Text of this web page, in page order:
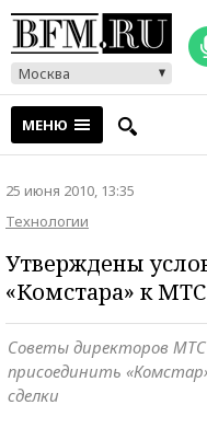
Москва
МЕНЮ
25 июня 2010, 13:35
Технологии
Утверждены
«Комстара» к МТС
Советы директоров МТС
присоединить
сделки